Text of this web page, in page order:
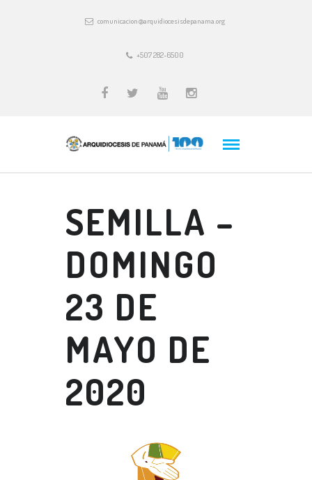
comunicacion@arquidiocesisdepanama.org
+507 282-6500
SEMILLA –
DOMINGO
23 DE
MAYO DE
2020